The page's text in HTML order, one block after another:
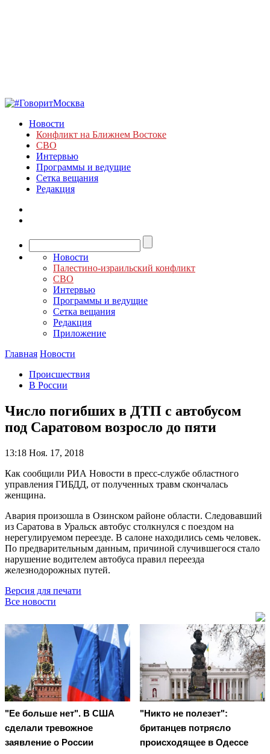
Новости
Конфликт на Ближнем Востоке
СВО
Интервью
Программы и ведущие
Сетка вещания
Редакция
Новости
Палестино-израильский конфликт
СВО
Интервью
Программы и ведущие
Сетка вещания
Редакция
Приложение
Главная Новости
Происшествия
В России
Число погибших в ДТП с автобусом
под Саратовом возросло до пяти
13:18 Ноя. 17, 2018
Как сообщили РИА Новости в пресс-службе областного
управления ГИБДД, от полученных травм скончалась
женщина.
Авария произошла в Озинском районе области. Следовавший
из Саратова в Уральск автобус столкнулся с поездом на
нерегулируемом переезде. В салоне находились семь человек.
По предварительным данным, причиной случившегося стало
нарушение водителем автобуса правил переезда
железнодорожных путей.
Версия для печати
Все новости
"Ее больше нет". В США
сделали тревожное
заявление о России
"Никто не полезет":
британцев потрясло
происходящее в Одессе